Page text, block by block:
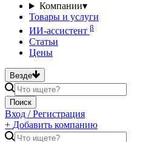
Компании▾
Товары и услуги
ИИ-ассистент β
Статьи
Цены
Везде
Поиск
Вход / Регистрация
+ Добавить компанию